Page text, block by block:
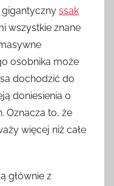
gigantyczny ssak
wszystkie znane
osobnika może
dochodzić do
doniesienia o
Oznacza to, że
więcej niż całe
głównie z